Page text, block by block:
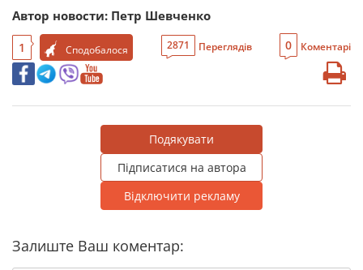
Автор новости: Петр Шевченко
1 Сподобалося 2871 Переглядів 0 Коментарі
Подякувати
Підписатися на автора
Відключити рекламу
Залиште Ваш коментар: